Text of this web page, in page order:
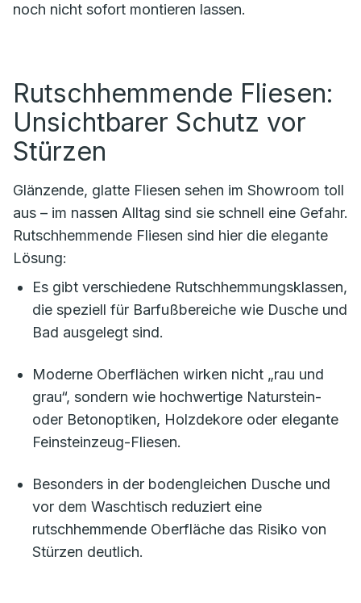
noch nicht sofort montieren lassen.
Rutschhemmende Fliesen:
Unsichtbarer Schutz vor
Stürzen
Glänzende, glatte Fliesen sehen im Showroom toll
aus – im nassen Alltag sind sie schnell eine Gefahr.
Rutschhemmende Fliesen sind hier die elegante
Lösung:
Es gibt verschiedene Rutschhemmungsklassen,
die speziell für Barfußbereiche wie Dusche und
Bad ausgelegt sind.
Moderne Oberflächen wirken nicht „rau und
grau“, sondern wie hochwertige Naturstein-
oder Betonoptiken, Holzdekore oder elegante
Feinsteinzeug-Fliesen.
Besonders in der bodengleichen Dusche und
vor dem Waschtisch reduziert eine
rutschhemmende Oberfläche das Risiko von
Stürzen deutlich.